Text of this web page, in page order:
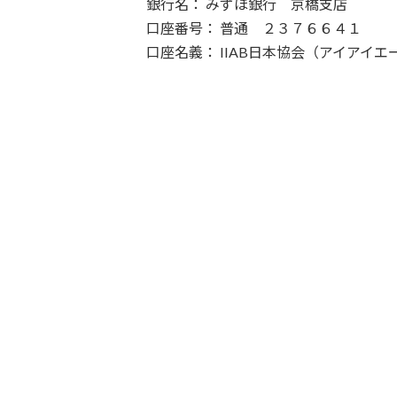
銀行名： みずほ銀行 京橋支店
口座番号： 普通 ２３７６６４１
口座名義： IIAB日本協会（アイアイエー